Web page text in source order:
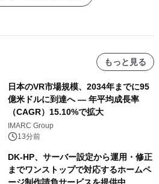
もっと見る
日本のVR市場規模、2034年までに95
億米ドルに到達へ ― 年平均成長率
（CAGR）15.10%で拡大
IMARC Group
13分前
DK-HP、サーバー設定から運用・修正
までワンストップで対応するホームペ
ージ制作請負サービスを提供中